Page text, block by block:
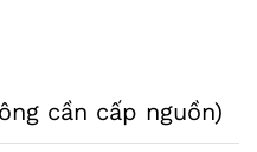
cần cấp nguồn)